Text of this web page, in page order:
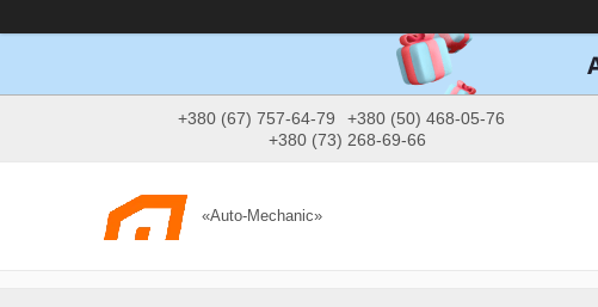
+380 (67) 757-64-79
+380 (50) 468-05-76
+380 (73) 268-69-66
«Auto-Mechanic»